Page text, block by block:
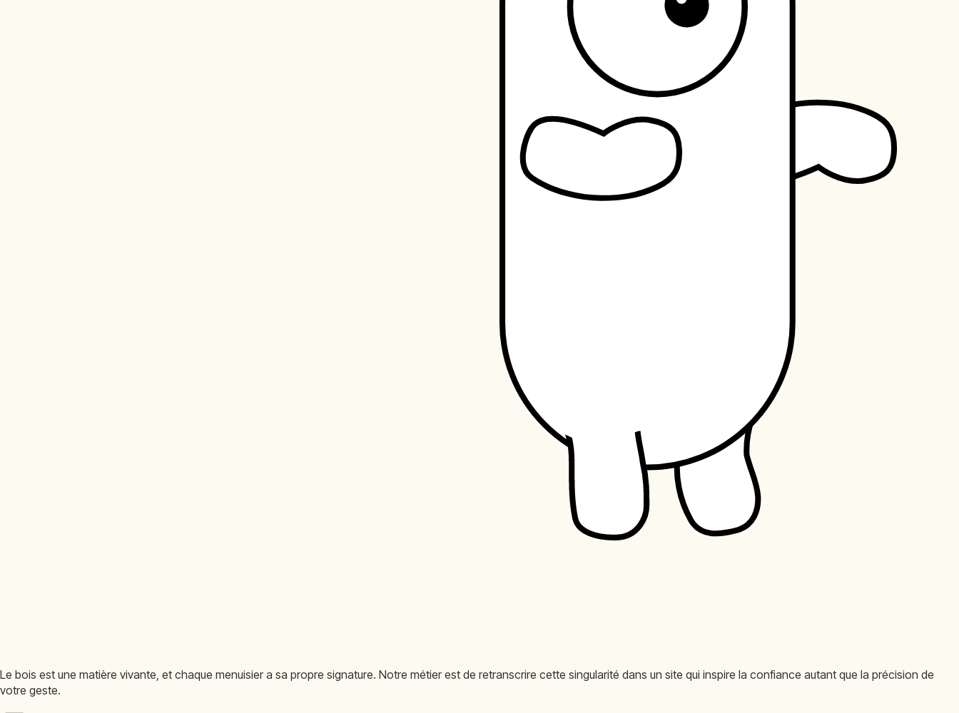
Le bois est une matière vivante, et chaque menuisier a sa propre signature. Notre métier est de retranscrire cette singularité dans un site qui inspire la confiance autant que la précision de
votre geste.